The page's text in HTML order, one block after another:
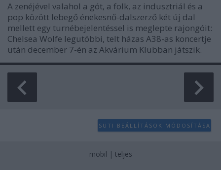
A zenéjével valahol a gót, a folk, az indusztriál és a
pop között lebegő énekesnő-dalszerző két új dal
mellett egy turnébejelentéssel is meglepte rajongóit:
Chelsea Wolfe legutóbbi, telt házas A38-as koncertje
után december 7-én az Akvárium Klubban játszik.
SÜTI BEÁLLÍTÁSOK MÓDOSÍTÁSA
mobil | teljes